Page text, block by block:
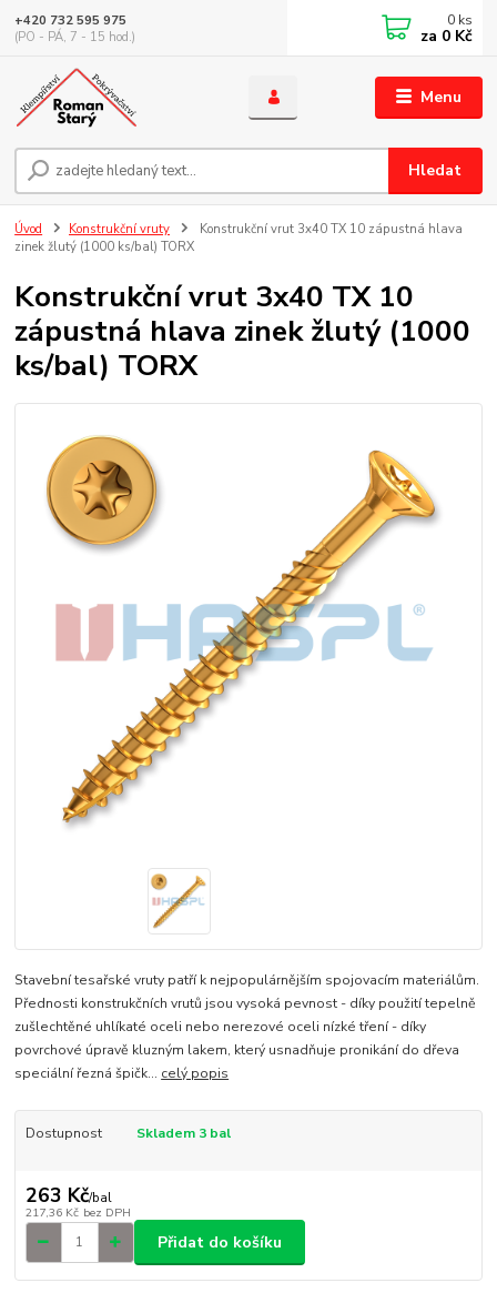
Menu
Hledat
+420 732 595 975
(PO - PÁ, 7 - 15 hod.)
0 ks
za 0 Kč
Úvod Konstrukční vruty
Konstrukční vrut 3x40 TX 10 zápustná hlava
zinek žlutý (1000 ks/bal) TORX
Konstrukční vrut 3x40 TX 10
zápustná hlava zinek žlutý (1000
ks/bal) TORX
Stavební tesařské vruty patří k nejpopulárnějším spojovacím materiálům.
Přednosti konstrukčních vrutů jsou vysoká pevnost - díky použití tepelně
zušlechtěné uhlíkaté oceli nebo nerezové oceli nízké tření - díky
povrchové úpravě kluzným lakem, který usnadňuje pronikání do dřeva
speciální řezná špičk... celý popis
Dostupnost Skladem 3 bal
263 Kč/bal
217,36 Kč bez DPH
Přidat do košíku